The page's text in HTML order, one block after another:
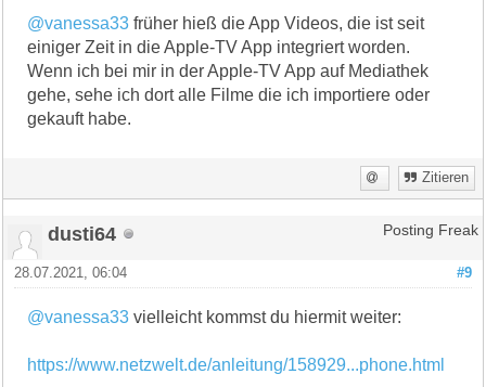
@vanessa33 früher hieß die App Videos, die ist seit
einiger Zeit in die Apple-TV App integriert worden.
Wenn ich bei mir in der Apple-TV App auf Mediathek
gehe, sehe ich dort alle Filme die ich importiere oder
gekauft habe.
Zitieren
dusti64 Posting Freak
#9
28.07.2021, 06:04
@vanessa33 vielleicht kommst du hiermit weiter:
https://www.netzwelt.de/anleitung/158929...phone.html